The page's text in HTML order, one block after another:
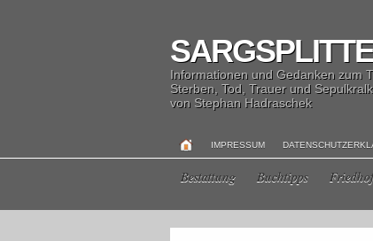
Informationen und Gedanken zum
Sterben, Tod, Trauer und
von Stephan Hadraschek
IMPRESSUM
Bestattung Buchtipps